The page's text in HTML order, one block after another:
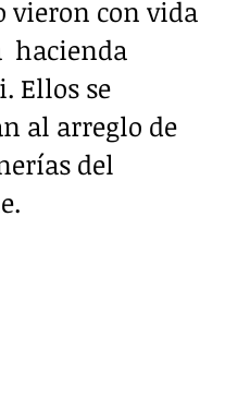
vieron con vida
hacienda
Ellos se
al arreglo de
del